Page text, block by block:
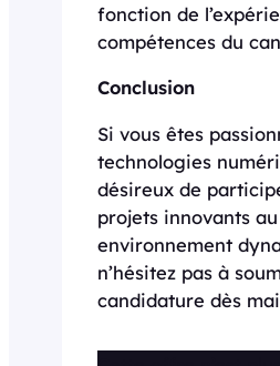
fonction de
compétences du
Conclusion
Si vous êtes
technologies
désireux de
projets innovants au
environnement
n’hésitez pas à
candidature dès